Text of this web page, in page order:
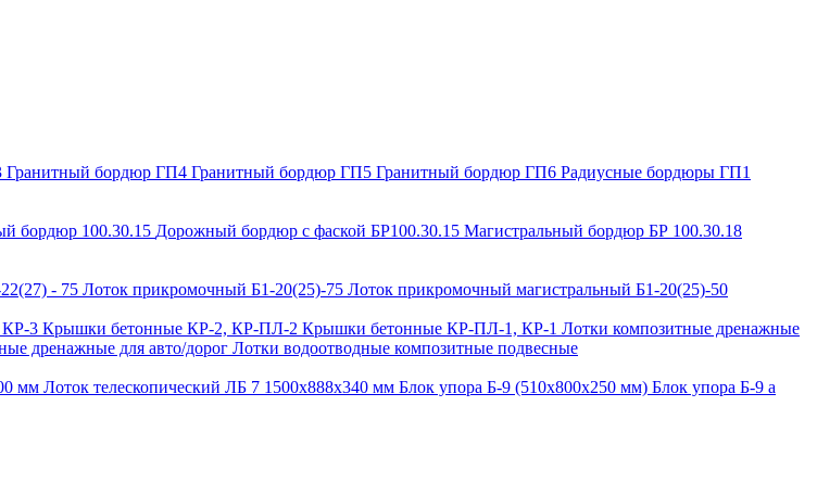
Гранитный бордюр ГП4 Гранитный бордюр ГП5 Гранитный бордюр ГП6 Радиусные бордюры ГП1
бордюр 100.30.15 Дорожный бордюр с фаской БР100.30.15 Магистральный бордюр БР 100.30.18
- 75 Лоток прикромочный Б1-20(25)-75 Лоток прикромочный магистральный Б1-20(25)-50
3 Крышки бетонные КР-2, КР-ПЛ-2 Крышки бетонные КР-ПЛ-1, КР-1 Лотки композитные дренажные
дренажные для авто/дорог Лотки водоотводные композитные подвесные
мм Лоток телескопический ЛБ 7 1500х888х340 мм Блок упора Б-9 (510х800х250 мм) Блок упора Б-9 а